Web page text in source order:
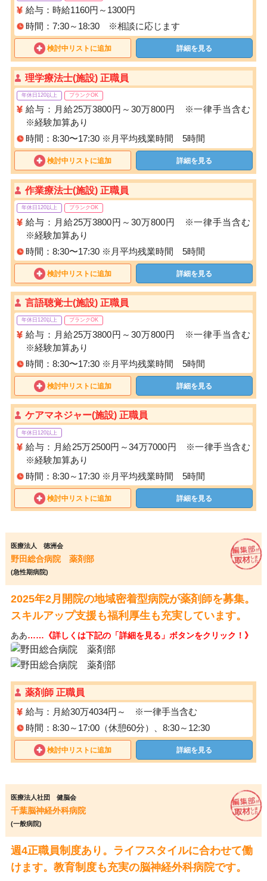
給与：時給1160円～1300円
時間：7:30～18:30 ※相談に応じます
検討中リストに追加 詳細を見る
理学療法士(施設) 正職員
年休日120以上 ブランクOK
給与：月給25万3800円～30万800円 ※一律手当含む
※経験加算あり
時間：8:30〜17:30 ※月平均残業時間 5時間
検討中リストに追加 詳細を見る
作業療法士(施設) 正職員
年休日120以上 ブランクOK
給与：月給25万3800円～30万800円 ※一律手当含む
※経験加算あり
時間：8:30〜17:30 ※月平均残業時間 5時間
検討中リストに追加 詳細を見る
言語聴覚士(施設) 正職員
年休日120以上 ブランクOK
給与：月給25万3800円～30万800円 ※一律手当含む
※経験加算あり
時間：8:30〜17:30 ※月平均残業時間 5時間
検討中リストに追加 詳細を見る
ケアマネジャー(施設) 正職員
年休日120以上
給与：月給25万2500円～34万7000円 ※一律手当含む
※経験加算あり
時間：8:30～17:30 ※月平均残業時間 5時間
検討中リストに追加 詳細を見る
医療法人 徳洲会
野田総合病院 薬剤部
(急性期病院)
2025年2月開院の地域密着型病院が薬剤師を募集。
スキルアップ支援も福利厚生も充実しています。
ああ……《詳しくは下記の「詳細を見る」ボタンをクリック！》
薬剤師 正職員
給与：月給30万4034円～ ※一律手当含む
時間：8:30～17:00（休憩60分）、8:30～12:30
検討中リストに追加 詳細を見る
医療法人社団 健脳会
千葉脳神経外科病院
(一般病院)
週4正職員制度あり。ライフスタイルに合わせて働
けます。教育制度も充実の脳神経外科病院です。